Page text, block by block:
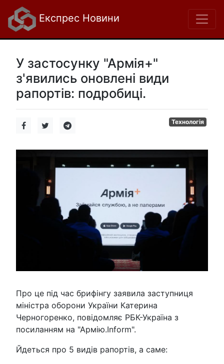
Експрес Новини
У застосунку "Армія+"
з'явились оновлені види
рапортів: подробиці.
Технологія
Про це під час брифінгу заявила заступниця
міністра оборони України Катерина
Черногоренко, повідомляє РБК-Україна з
посиланням на "Армію.Inform".
Йдеться про 5 видів рапортів, а саме: